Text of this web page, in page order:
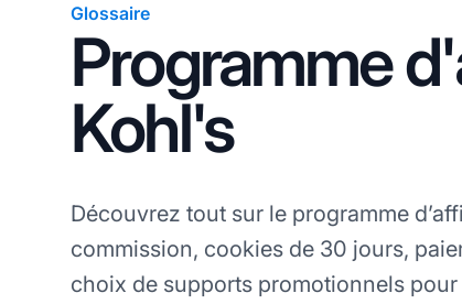
Glossaire
Programme
Kohl's
Découvrez tout sur le programme
commission, cookies de 30 jours,
choix de supports promotionnels